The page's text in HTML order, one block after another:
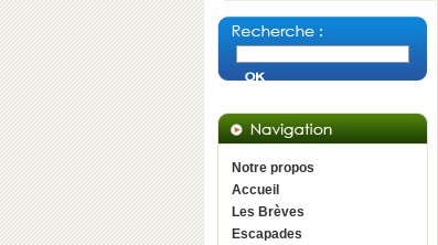
Notre propos
Accueil
Les Brèves
Escapades